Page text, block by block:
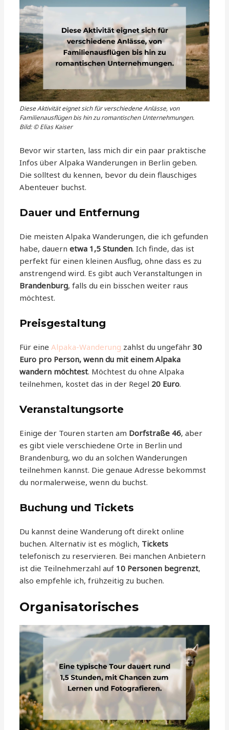
Diese Aktivität eignet sich für verschiedene Anlässe, von
Familienausflügen bis hin zu romantischen Unternehmungen.
Bild: © Elias Kaiser
Bevor wir starten, lass mich dir ein paar praktische
Infos über Alpaka Wanderungen in Berlin geben.
Die solltest du kennen, bevor du dein flauschiges
Abenteuer buchst.
Dauer und Entfernung
Die meisten Alpaka Wanderungen, die ich gefunden
habe, dauernetwa 1,5 Stunden. Ich finde, das ist
perfekt für einen kleinen Ausflug, ohne dass es zu
anstrengend wird. Es gibt auch Veranstaltungen in
Brandenburg, falls du ein bisschen weiter raus
möchtest.
Preisgestaltung
Für eineAlpaka-Wanderung zahlst du ungefähr30
Euro pro Person, wenn du mit einem Alpaka
wandern möchtest. Möchtest du ohne Alpaka
teilnehmen, kostet das in der Regel 20 Euro.
Veranstaltungsorte
Einige der Touren starten am Dorfstraße 46, aber
es gibt viele verschiedene Orte in Berlin und
Brandenburg, wo du an solchen Wanderungen
teilnehmen kannst. Die genaue Adresse bekommst
du normalerweise, wenn du buchst.
Buchung und Tickets
Du kannst deine Wanderung oft direkt online
buchen. Alternativ ist es möglich, Tickets
telefonisch zu reservieren. Bei manchen Anbietern
ist die Teilnehmerzahl auf 10 Personen begrenzt,
also empfehle ich, frühzeitig zu buchen.
Organisatorisches